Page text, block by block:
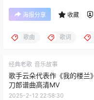
海报分享 收藏
歌曲 歌词
经典老歌 音乐故事
歌手云朵代表作《我的楼兰》
刀郎谱曲高清MV
2025-2-12 22:58:30